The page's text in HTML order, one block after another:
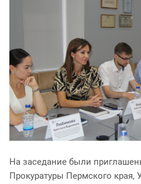
На заседание были
Прокуратуры Пермского